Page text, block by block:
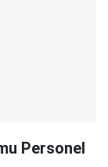
Personel